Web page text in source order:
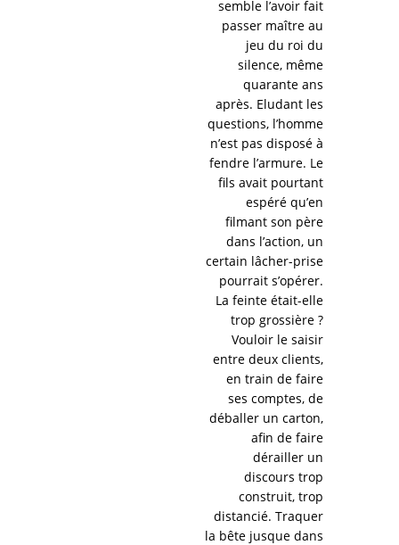
semble l’avoir fait
passer maître au
jeu du roi du
silence, même
quarante ans
après. Eludant les
questions, l’homme
n’est pas disposé à
fendre l’armure. Le
fils avait pourtant
espéré qu’en
filmant son père
dans l’action, un
certain lâcher-prise
pourrait s’opérer.
La feinte était-elle
trop grossière ?
Vouloir le saisir
entre deux clients,
en train de faire
ses comptes, de
déballer un carton,
afin de faire
dérailler un
discours trop
construit, trop
distancié. Traquer
la bête jusque dans